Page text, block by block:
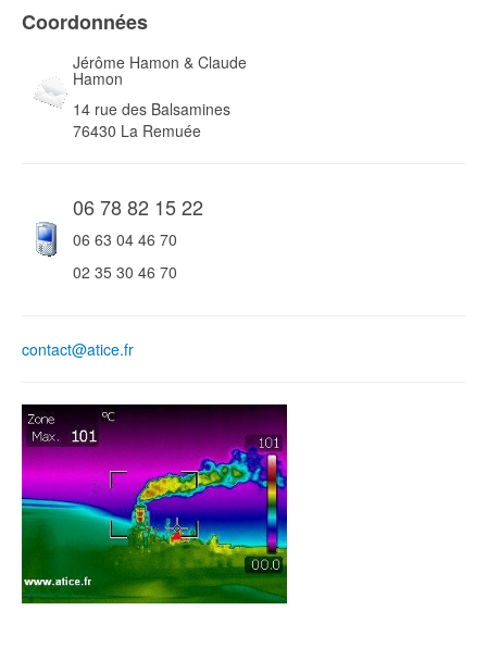
Coordonnées
Jérôme Hamon & Claude
Hamon
14 rue des Balsamines
76430 La Remuée
06 78 82 15 22
06 63 04 46 70
02 35 30 46 70
contact@atice.fr